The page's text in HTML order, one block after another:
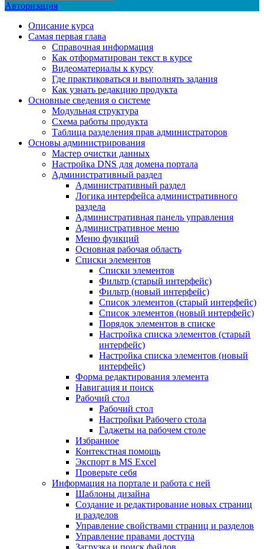
Авторизация
Описание курса
Самая первая глава
Справочная информация
Как отформатирован текст в курсе
Видеоматериалы к курсу
Где практиковаться и выполнять задания
Как узнать редакцию продукта
Основные сведения о системе
Модульная структура
Схема работы продукта
Таблица разделения прав администраторов
Основы администрирования
Мастер очистки данных
Настройка DNS для домена портала
Административный раздел
Административный раздел
Логика интерфейса административного
раздела
Административная панель управления
Административное меню
Меню функций
Основная рабочая область
Списки элементов
Списки элементов
Фильтр (старый интерфейс)
Фильтр (новый интерфейс)
Список элементов (старый интерфейс)
Список элементов (новый интерфейс)
Порядок элементов в списке
Настройка списка элементов (старый
интерфейс)
Настройка списка элементов (новый
интерфейс)
Форма редактирования элемента
Навигация и поиск
Рабочий стол
Рабочий стол
Настройки Рабочего стола
Гаджеты на рабочем столе
Избранное
Контекстная помощь
Экспорт в MS Excel
Проверьте себя
Информация на портале и работа с ней
Шаблоны дизайна
Создание и редактирование новых страниц
и разделов
Управление свойствами страниц и разделов
Управление правами доступа
Загрузка и поиск файлов